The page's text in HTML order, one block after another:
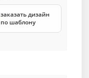
заказать дизайн
по шаблону